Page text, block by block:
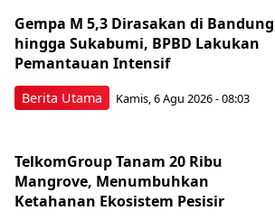
Berita Utama
Gempa M 5,3 Dirasakan di Bandung
hingga Sukabumi, BPBD Lakukan
Pemantauan Intensif
Kamis, 6 Agu 2026 - 08:03
TelkomGroup Tanam 20 Ribu
Mangrove, Menumbuhkan
Ketahanan Ekosistem Pesisir